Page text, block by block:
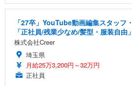
「27卒」YouTube動画編集スタッフ
「正社員/残業少なめ/髪型・服装自由
株式会社Creer
埼玉県
月給25万3,200円～32万円
正社員